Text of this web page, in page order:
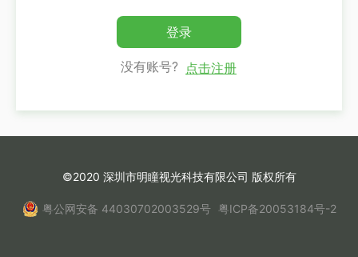
登录
没有账号? 点击注册
©2020 深圳市明瞳视光科技有限公司 版权所有
粤公网安备 44030702003529号 粤ICP备20053184号-2